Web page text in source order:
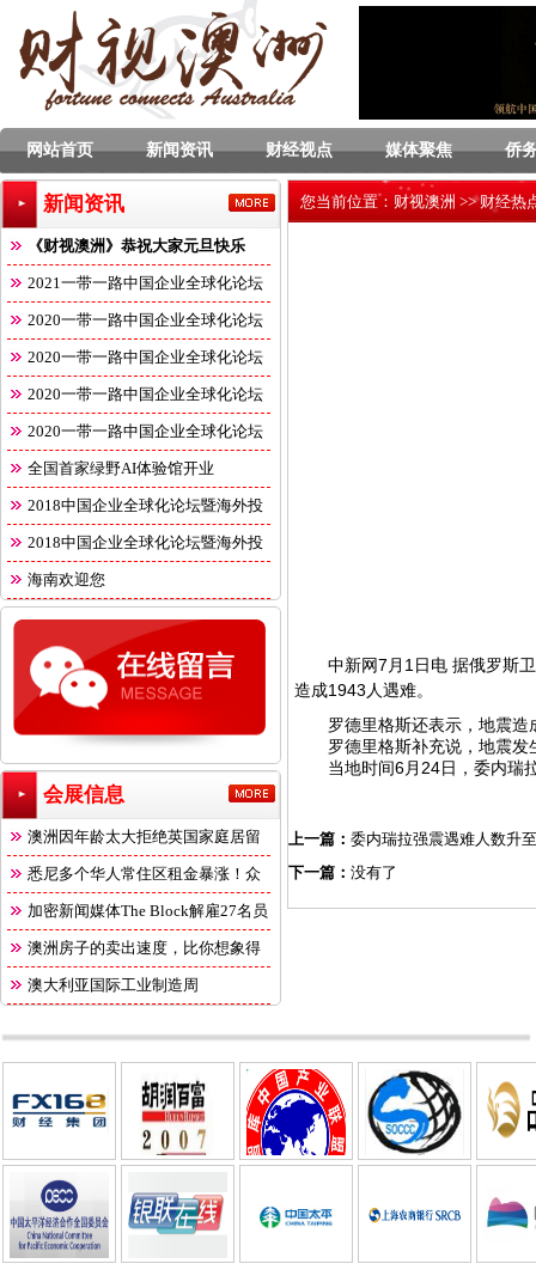
网站首页 新闻资讯 财经视点 媒体聚焦 侨
新闻资讯
《财视澳洲》恭祝大家元旦快乐
2021一带一路中国企业全球化论坛
2020一带一路中国企业全球化论坛
2020一带一路中国企业全球化论坛
2020一带一路中国企业全球化论坛
2020一带一路中国企业全球化论坛
全国首家绿野AI体验馆开业
2018中国企业全球化论坛暨海外投
2018中国企业全球化论坛暨海外投
海南欢迎您
会展信息
澳洲因年龄太大拒绝英国家庭居留
悉尼多个华人常住区租金暴涨！众
多 加密新闻媒体The Block解雇27名员
澳洲房子的卖出速度，比你想象得
快 澳大利亚国际工业制造周
您当前位置： 财视澳洲 >>财经热
中新网7月1日电 据俄罗斯
造成1943人遇难。
罗德里格斯还表示，地震造
罗德里格斯补充说，地震发
当地时间6月24日，委内瑞拉
上一篇： 委内瑞拉强震遇难人数升
下一篇： 没有了